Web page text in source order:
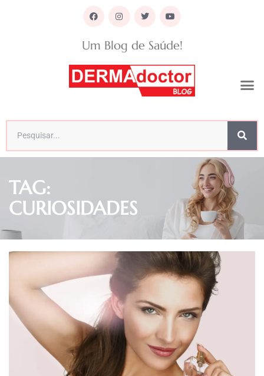
Um Blog de Saúde!
TAG:
CURIOSIDADES